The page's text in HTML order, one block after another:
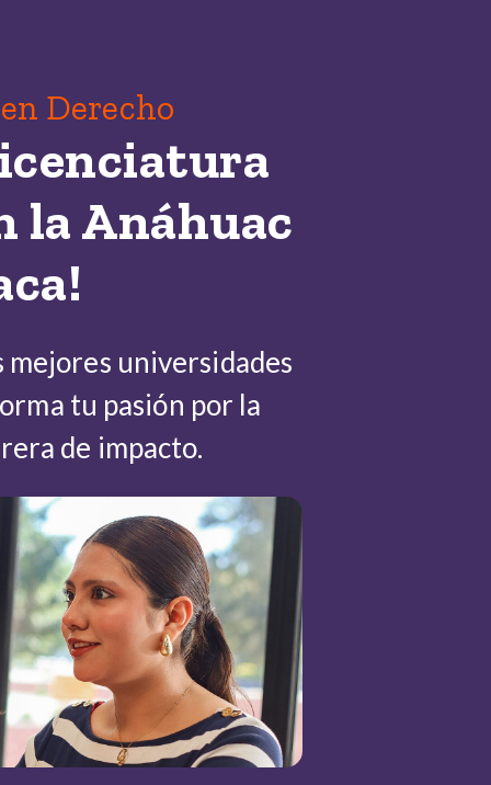
Derecho
la Anáhuac
mejores universidades
tu pasión por la
de impacto.